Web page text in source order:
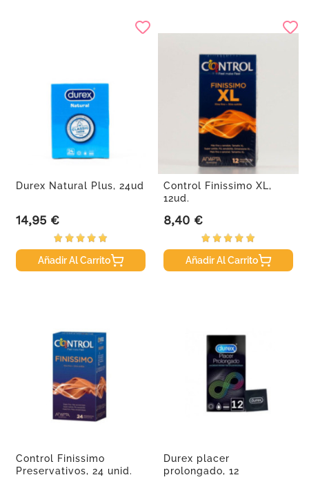
Durex Natural Plus, 24ud
Precio
14,95 €
Añadir Al Carrito
Control Finissimo XL,
12ud.
Precio
8,40 €
Añadir Al Carrito
Control Finissimo
Preservativos, 24 unid.
Durex placer
prolongado, 12